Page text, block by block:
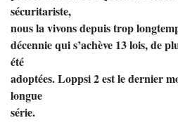
sécuritariste,
nous la vivons depuis trop
décennie qui s’achève 13 lois, de
été
adoptées. Loppsi 2 est le dernier
longue
série.